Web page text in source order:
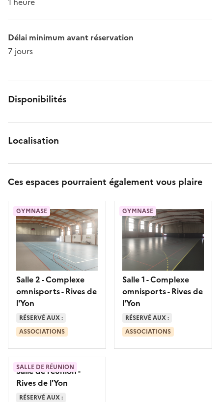
Délai minimum avant réservation
7 jours
Disponibilités
Localisation
Ces espaces pourraient également vous plaire
GYMNASE
Salle 2 - Complexe
omnisports- Rives de
l'Yon
RÉSERVÉ AUX :
ASSOCIATIONS
GYMNASE
Salle 1 - Complexe
omnisports- Rives de
l'Yon
RÉSERVÉ AUX :
ASSOCIATIONS
SALLE DE RÉUNION
Salle de réunion-
Rives de l'Yon
RÉSERVÉ AUX :